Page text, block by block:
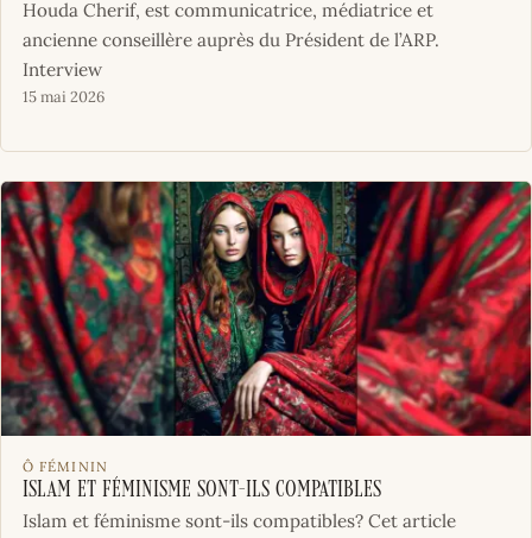
Houda Cherif, est communicatrice, médiatrice et
ancienne conseillère auprès du Président de l’ARP.
Interview
15 mai 2026
Ô FÉMININ
Islam et féminisme sont-ils compatibles
Islam et féminisme sont-ils compatibles? Cet article